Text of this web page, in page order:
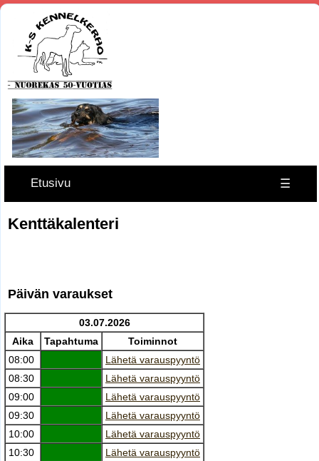
Etusivu ☰
Kenttäkalenteri
Päivän varaukset
03.07.2026
Aika
Tapahtuma
Toiminnot
08:00
Lähetä varauspyyntö
08:30
Lähetä varauspyyntö
09:00
Lähetä varauspyyntö
09:30
Lähetä varauspyyntö
10:00
Lähetä varauspyyntö
10:30
Lähetä varauspyyntö